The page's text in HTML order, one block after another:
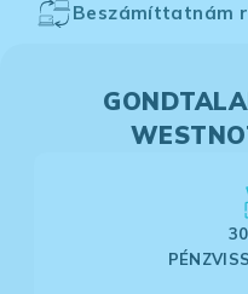
Beszámíttatnám